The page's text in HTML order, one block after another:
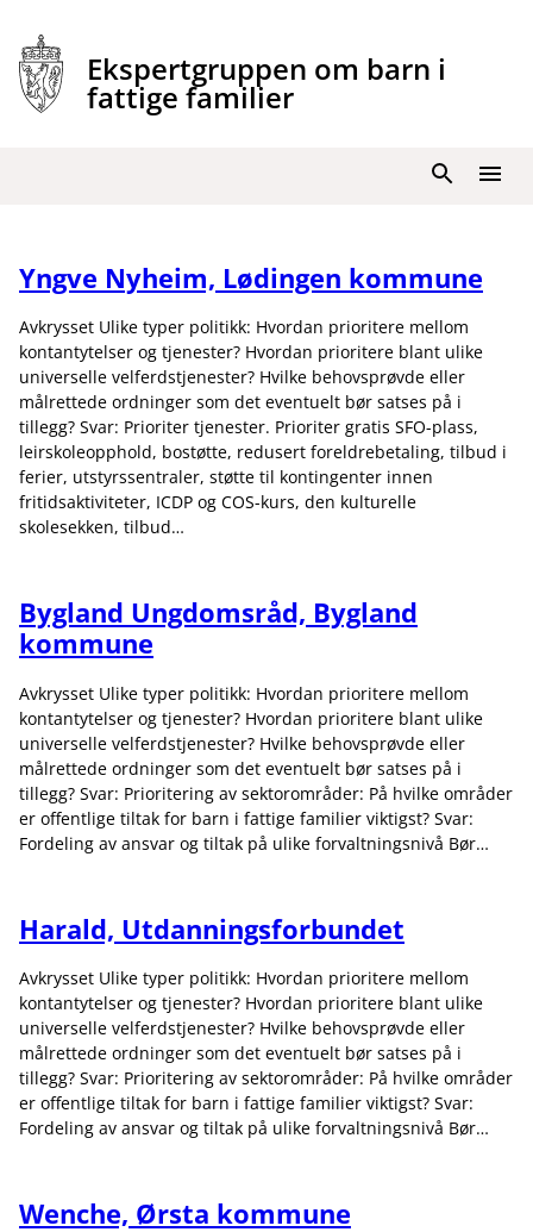
innhold
Ekspertgruppen om barn i
fattige familier
Meny
Søk
Yngve Nyheim, Lødingen kommune
Avkrysset Ulike typer politikk: Hvordan prioritere mellom
kontantytelser og tjenester? Hvordan prioritere blant ulike
universelle velferdstjenester? Hvilke behovsprøvde eller
målrettede ordninger som det eventuelt bør satses på i
tillegg? Svar: Prioriter tjenester. Prioriter gratis SFO-plass,
leirskoleopphold, bostøtte, redusert foreldrebetaling, tilbud i
ferier, utstyrssentraler, støtte til kontingenter innen
fritidsaktiviteter, ICDP og COS-kurs, den kulturelle
skolesekken, tilbud…
Bygland Ungdomsråd, Bygland
kommune
Avkrysset Ulike typer politikk: Hvordan prioritere mellom
kontantytelser og tjenester? Hvordan prioritere blant ulike
universelle velferdstjenester? Hvilke behovsprøvde eller
målrettede ordninger som det eventuelt bør satses på i
tillegg? Svar: Prioritering av sektorområder: På hvilke områder
er offentlige tiltak for barn i fattige familier viktigst? Svar:
Fordeling av ansvar og tiltak på ulike forvaltningsnivå Bør…
Harald, Utdanningsforbundet
Avkrysset Ulike typer politikk: Hvordan prioritere mellom
kontantytelser og tjenester? Hvordan prioritere blant ulike
universelle velferdstjenester? Hvilke behovsprøvde eller
målrettede ordninger som det eventuelt bør satses på i
tillegg? Svar: Prioritering av sektorområder: På hvilke områder
er offentlige tiltak for barn i fattige familier viktigst? Svar:
Fordeling av ansvar og tiltak på ulike forvaltningsnivå Bør…
Wenche, Ørsta kommune